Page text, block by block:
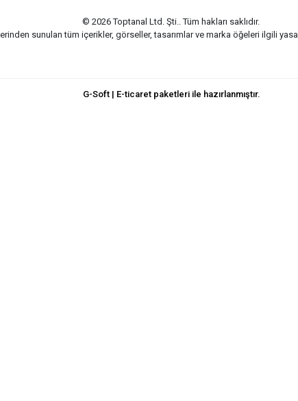
© 2026 Toptanal Ltd. Şti.. Tüm hakları saklıdır.
sunulan tüm içerikler, görseller, tasarımlar ve marka öğeleri ilgili
G-Soft | E-ticaret paketleri ile hazırlanmıştır.